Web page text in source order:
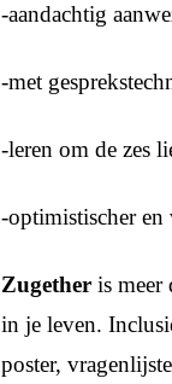
-aandachtig
-met
-leren om de zes
-optimistischer
Zugether is meer
in je leven.
poster,